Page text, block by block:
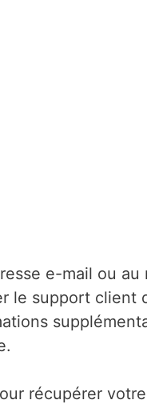
e-mail ou
le support client
récupérer